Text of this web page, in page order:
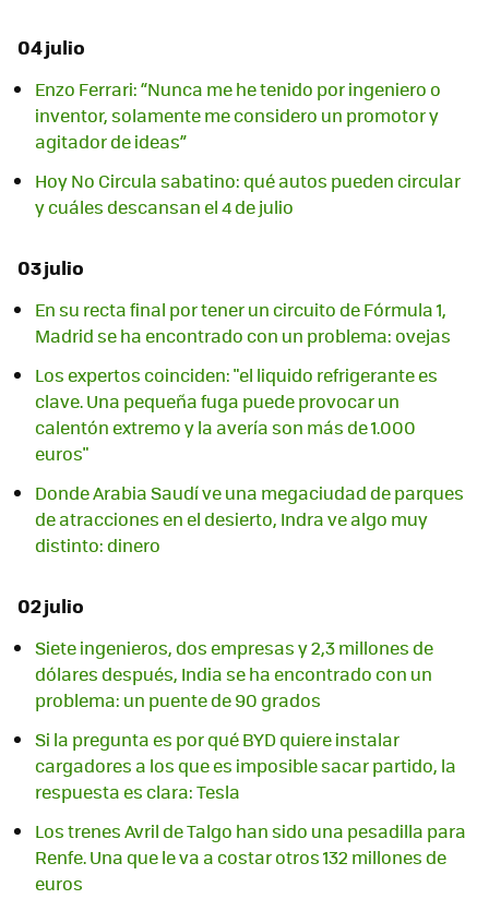
04 julio
Enzo Ferrari: “Nunca me he tenido por ingeniero o
inventor, solamente me considero un promotor y
agitador de ideas”
Hoy No Circula sabatino: qué autos pueden circular
y cuáles descansan el 4 de julio
03 julio
En su recta final por tener un circuito de Fórmula 1,
Madrid se ha encontrado con un problema: ovejas
Los expertos coinciden: "el liquido refrigerante es
clave. Una pequeña fuga puede provocar un
calentón extremo y la avería son más de 1.000
euros"
Donde Arabia Saudí ve una megaciudad de parques
de atracciones en el desierto, Indra ve algo muy
distinto: dinero
02 julio
Siete ingenieros, dos empresas y 2,3 millones de
dólares después, India se ha encontrado con un
problema: un puente de 90 grados
Si la pregunta es por qué BYD quiere instalar
cargadores a los que es imposible sacar partido, la
respuesta es clara: Tesla
Los trenes Avril de Talgo han sido una pesadilla para
Renfe. Una que le va a costar otros 132 millones de
euros